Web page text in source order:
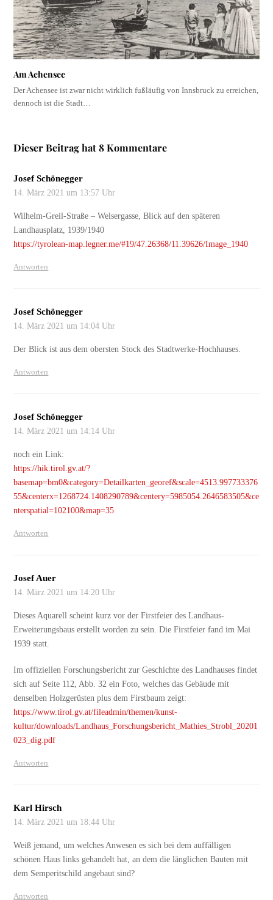
Am Achensee
Der Achensee ist zwar nicht wirklich fußläufig von Innsbruck zu erreichen,
dennoch ist die Stadt…
Dieser Beitrag hat 8 Kommentare
Josef Schönegger
14. März 2021 um 13:57 Uhr
Wilhelm-Greil-Straße – Welsergasse, Blick auf den späteren
Landhausplatz, 1939/1940
https://tyrolean-map.legner.me/#19/47.26368/11.39626/Image_1940
Antworten
Josef Schönegger
14. März 2021 um 14:04 Uhr
Der Blick ist aus dem obersten Stock des Stadtwerke-Hochhauses.
Antworten
Josef Schönegger
14. März 2021 um 14:14 Uhr
noch ein Link:
https://hik.tirol.gv.at/?
basemap=bm0&category=Detailkarten_georef&scale=4513.997733376
55&centerx=1268724.1408290789&centery=5985054.2646583505&ce
nterspatial=102100&map=35
Antworten
Josef Auer
14. März 2021 um 14:20 Uhr
Dieses Aquarell scheint kurz vor der Firstfeier des Landhaus-
Erweiterungsbaus erstellt worden zu sein. Die Firstfeier fand im Mai
1939 statt.
Im offiziellen Forschungsbericht zur Geschichte des Landhauses findet
sich auf Seite 112, Abb. 32 ein Foto, welches das Gebäude mit
denselben Holzgerüsten plus dem Firstbaum zeigt:
https://www.tirol.gv.at/fileadmin/themen/kunst-
kultur/downloads/Landhaus_Forschungsbericht_Mathies_Strobl_20201
023_dig.pdf
Antworten
Karl Hirsch
14. März 2021 um 18:44 Uhr
Weiß jemand, um welches Anwesen es sich bei dem auffälligen
schönen Haus links gehandelt hat, an dem die länglichen Bauten mit
dem Semperitschild angebaut sind?
Antworten